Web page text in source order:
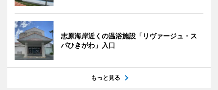
志原海岸近くの温浴施設「リヴァージュ・ス
パひきがわ」入口
もっと見る